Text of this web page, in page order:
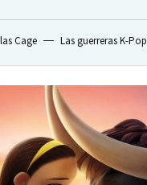
Cage Las guerreras K-Pop